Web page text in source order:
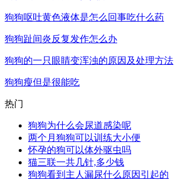
狗狗呕吐黄色液体是怎么回事吃什么药
狗狗趾间炎反复发作怎么办
狗狗的一只眼睛变浑浊的原因及处理方法
狗狗瘦但是很能吃
热门
狗狗为什么会尿道感染呢
两个月狗狗可以训练大小便
怀孕的狗可以体外驱虫吗
猫三联一共几针,多少钱
狗狗看到主人漏尿什么原因引起的